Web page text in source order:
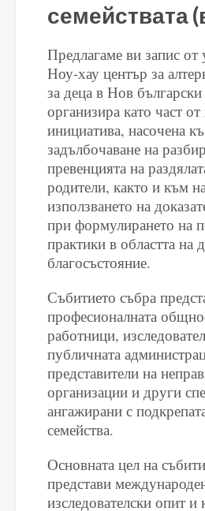
семействата
Предлагаме ви запис от
Ноу-хау център за
за деца в Нов
организира като част
инициатива, насочена
задълбочаване на
превенцията на
родители, както и към
използването на
при формулирането на
практики в областта на
благосъстояние.
Събитието събра
професионалната
работници,
публичната
представители на
организации и други
ангажирани с
семейства.
Основната цел на
представи
изследователски опит и